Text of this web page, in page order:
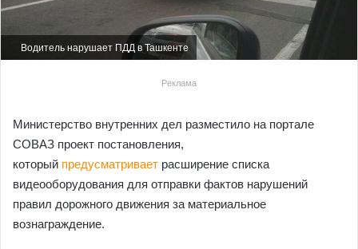
Водитель нарушает ПДД в Ташкенте
Реклама
Министерство внутренних дел разместило на портале
СОВАЗ проект постановления,
который предусматривает расширение списка
видеооборудования для отправки фактов нарушений
правил дорожного движения за материальное
вознаграждение.